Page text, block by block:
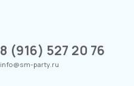
8 (916) 527 20 76
info@sm-party.ru